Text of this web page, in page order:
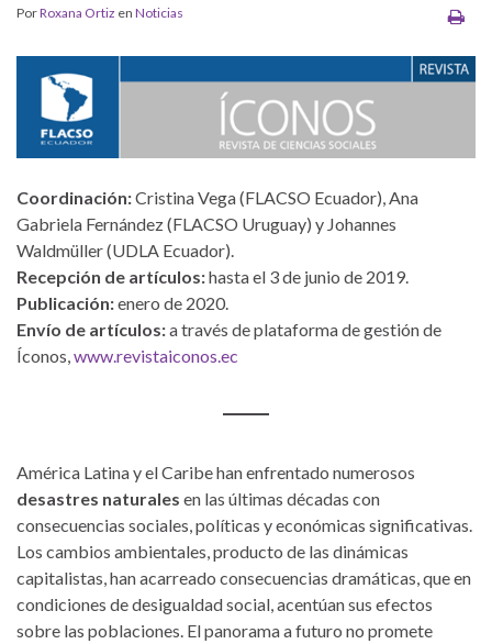
PorRoxana Ortiz en Noticias
Coordinación:Cristina Vega (FLACSO Ecuador), Ana
Gabriela Fernández (FLACSO Uruguay) y Johannes
Waldmüller (UDLA Ecuador).
Recepción de artículos:hasta el 3 de junio de 2019.
Publicación:enero de 2020.
Envío de artículos:a través de plataforma de gestión de
Íconos,www.revistaiconos.ec
América Latina y el Caribe han enfrentado numerosos
desastres naturales en las últimas décadas con
consecuencias sociales, políticas y económicas significativas.
Los cambios ambientales, producto de las dinámicas
capitalistas, han acarreado consecuencias dramáticas, que en
condiciones de desigualdad social, acentúan sus efectos
sobre las poblaciones. El panorama a futuro no promete